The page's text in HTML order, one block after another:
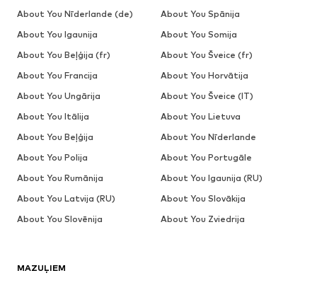
MAZUĻIEM
About You Nīderlande (de)
About You Spānija
About You Igaunija
About You Somija
About You Beļģija (fr)
About You Šveice (fr)
About You Francija
About You Horvātija
About You Ungārija
About You Šveice (IT)
About You Itālija
About You Lietuva
About You Beļģija
About You Nīderlande
About You Polija
About You Portugāle
About You Rumānija
About You Igaunija (RU)
About You Latvija (RU)
About You Slovākija
About You Slovēnija
About You Zviedrija